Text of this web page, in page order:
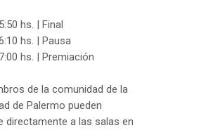
hs. | Final
hs. | Pausa
hs. | Premiación
de la comunidad de la
de Palermo pueden
directamente a las salas en